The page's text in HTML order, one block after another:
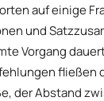
auf einige
und
Vorgang
fließen
der Abstand